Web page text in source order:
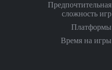
Предпочтительная
сложность игр
Платформы
Время на игры